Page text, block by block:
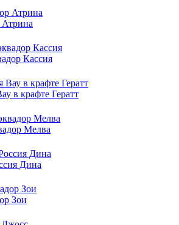
Атрина
Кассия
в крафте Гератт
Мелва
Дина
Зои